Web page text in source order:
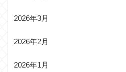
2026年3月
2026年2月
2026年1月